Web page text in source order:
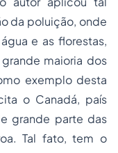
da poluição, onde
e as florestas,
maioria dos
exemplo desta
o Canadá, país
grande parte das
Tal fato, tem o